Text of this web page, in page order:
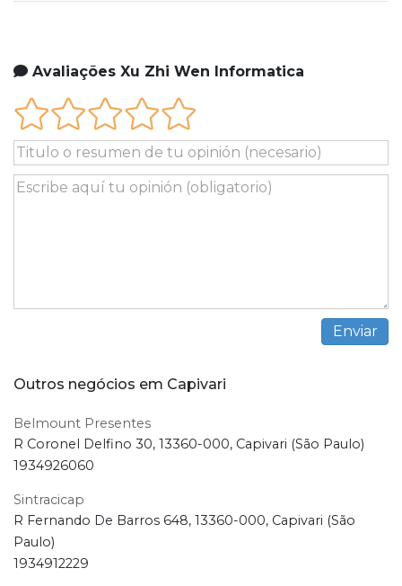
Avaliações Xu Zhi Wen Informatica
Outros negócios em Capivari
Belmount Presentes
R Coronel Delfino 30, 13360-000, Capivari (São Paulo)
1934926060
Sintracicap
R Fernando De Barros 648, 13360-000, Capivari (São
Paulo)
1934912229